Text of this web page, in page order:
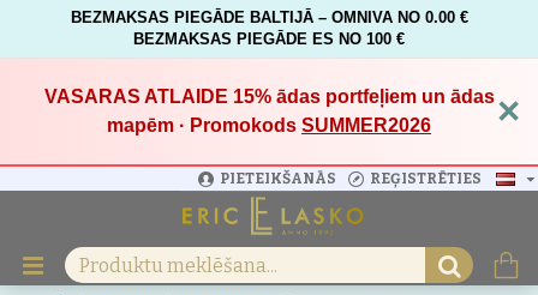
BEZMAKSAS PIEGĀDE BALTIJĀ – OMNIVA NO 0.00 €
BEZMAKSAS PIEGĀDE ES NO 100 €
VASARAS ATLAIDE 15%ādas portfeļiem un ādas
mapēm · Promokods SUMMER2026 ×
PIETEIKŠANĀS REĢISTRĒTIES